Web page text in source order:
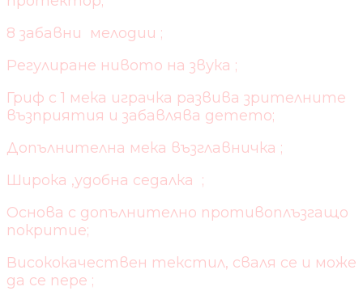
8 забавни мелодии ;
Регулиране нивото на звука ;
Гриф с 1 мекa играчкa развива зрителните
възприятия и забавлява детето;
Допълнителна мека възглавничка ;
Широка ,удобна седалка ;
Основа с допълнително противоплъзгащо
покритие;
Висококачествен текстил, сваля се и може
да се пере ;